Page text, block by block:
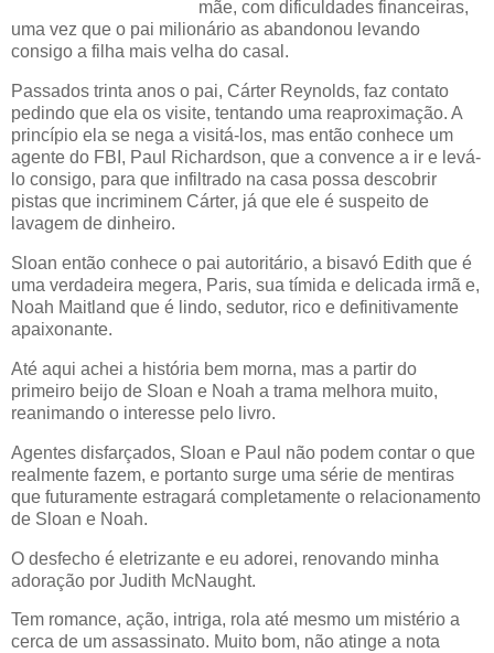
mãe, com dificuldades financeiras,
uma vez que o pai milionário as abandonou levando
consigo a filha mais velha do casal.
Passados trinta anos o pai, Cárter Reynolds, faz contato
pedindo que ela os visite, tentando uma reaproximação. A
princípio ela se nega a visitá-los, mas então conhece um
agente do FBI, Paul Richardson, que a convence a ir e levá-
lo consigo, para que infiltrado na casa possa descobrir
pistas que incriminem Cárter, já que ele é suspeito de
lavagem de dinheiro.
Sloan então conhece o pai autoritário, a bisavó Edith que é
uma verdadeira megera, Paris, sua tímida e delicada irmã e,
Noah Maitland que é lindo, sedutor, rico e definitivamente
apaixonante.
Até aqui achei a história bem morna, mas a partir do
primeiro beijo de Sloan e Noah a trama melhora muito,
reanimando o interesse pelo livro.
Agentes disfarçados, Sloan e Paul não podem contar o que
realmente fazem, e portanto surge uma série de mentiras
que futuramente estragará completamente o relacionamento
de Sloan e Noah.
O desfecho é eletrizante e eu adorei, renovando minha
adoração por Judith McNaught.
Tem romance, ação, intriga, rola até mesmo um mistério a
cerca de um assassinato. Muito bom, não atinge a nota